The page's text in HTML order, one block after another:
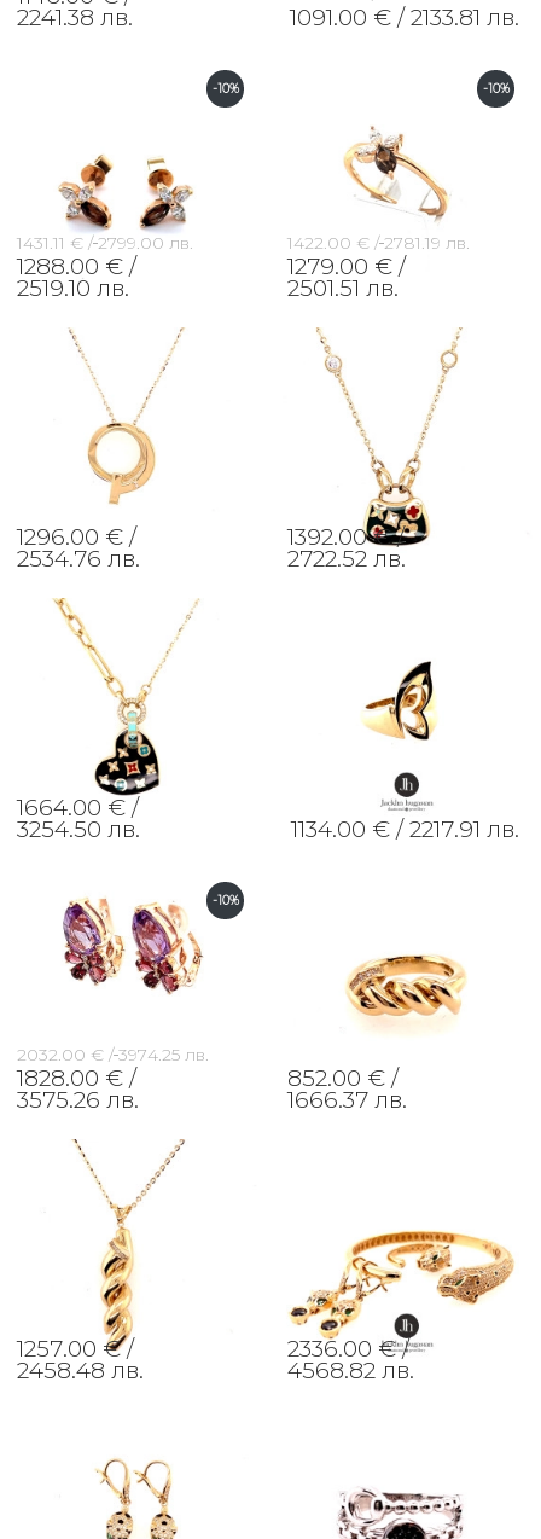
2241.38 лв. 1091.00 € / 2133.81 лв.
-10%
1431.11 € / 2799.00 лв.
1288.00 € /
2519.10 лв.
-10%
1422.00 € / 2781.19 лв.
1279.00 € /
2501.51 лв.
1296.00 € /
2534.76 лв.
1392.00 € /
2722.52 лв.
1664.00 € /
3254.50 лв. 1134.00 € / 2217.91 лв.
-10%
2032.00 € / 3974.25 лв.
1828.00 € /
3575.26 лв.
852.00 € /
1666.37 лв.
1257.00 € /
2458.48 лв.
2336.00 € /
4568.82 лв.